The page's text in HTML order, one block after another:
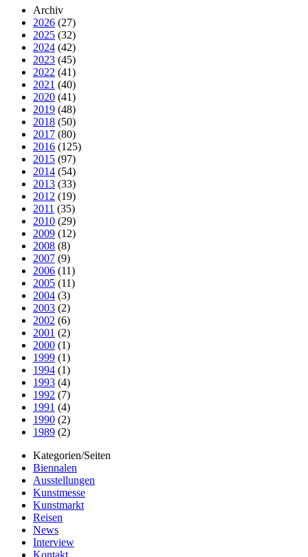
Archiv
2026 (27)
2025 (32)
2024 (42)
2023 (45)
2022 (41)
2021 (40)
2020 (41)
2019 (48)
2018 (50)
2017 (80)
2016 (125)
2015 (97)
2014 (54)
2013 (33)
2012 (19)
2011 (35)
2010 (29)
2009 (12)
2008 (8)
2007 (9)
2006 (11)
2005 (11)
2004 (3)
2003 (2)
2002 (6)
2001 (2)
2000 (1)
1999 (1)
1994 (1)
1993 (4)
1992 (7)
1991 (4)
1990 (2)
1989 (2)
Kategorien/Seiten
Biennalen
Ausstellungen
Kunstmesse
Kunstmarkt
Reisen
News
Interview